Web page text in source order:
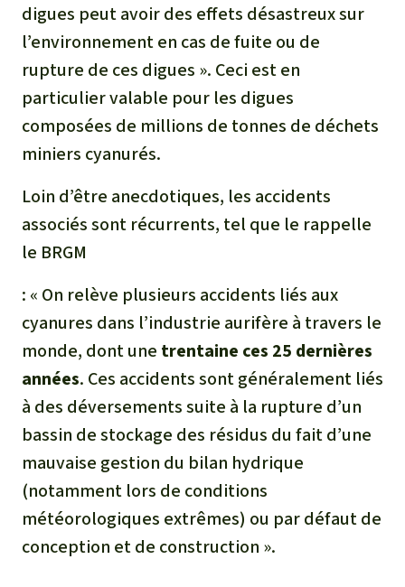
digues peut avoir des effets désastreux sur
l’environnement en cas de fuite ou de
rupture de ces digues ». Ceci est en
particulier valable pour les digues
composées de millions de tonnes de déchets
miniers cyanurés.
Loin d’être anecdotiques, les accidents
associés sont récurrents, tel que le rappelle
le BRGM
: « On relève plusieurs accidents liés aux
cyanures dans l’industrie aurifère à travers le
monde, dont une trentaine ces 25 dernières
années. Ces accidents sont généralement liés
à des déversements suite à la rupture d’un
bassin de stockage des résidus du fait d’une
mauvaise gestion du bilan hydrique
(notamment lors de conditions
météorologiques extrêmes) ou par défaut de
conception et de construction ».